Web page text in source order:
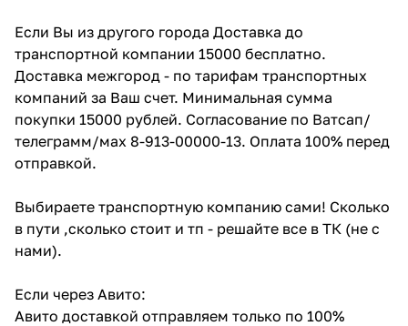
Если Вы из другого города Доставка до
транспортной компании 15000 бесплатно.
Доставка межгород - по тарифам транспортных
компаний за Ваш счет. Минимальная сумма
покупки 15000 рублей. Согласование по Ватсап/
телеграмм/мах 8-913-00000-13. Оплата 100% перед
отправкой.
Выбираете транспортную компанию сами! Сколько
в пути ,сколько стоит и тп - решайте все в ТК (не с
нами).
Если через Авито:
Авито доставкой отправляем только по 100%